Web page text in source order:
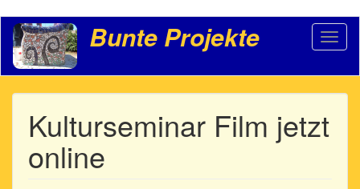
Direkt
zum
Inhalt
Bunte Projekte
Kulturseminar Film jetzt
online